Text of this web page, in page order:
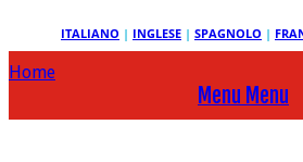
ITALIANO | INGLESE | SPAGNOLO |
Home
Menu Menu